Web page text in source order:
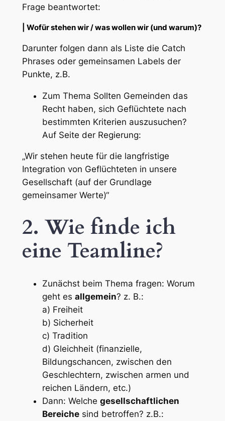
Frage beantwortet:
Wofür stehen wir / was wollen wir (und warum)?
Darunter folgen dann als Liste die Catch
Phrases oder gemeinsamen Labels der
Punkte, z.B.
Zum Thema Sollten Gemeinden das
Recht haben, sich Geflüchtete nach
bestimmten Kriterien auszusuchen?
Auf Seite der Regierung:
„Wir stehen heute für die langfristige
Integration von Geflüchteten in unsere
Gesellschaft (auf der Grundlage
gemeinsamer Werte)“
2. Wie finde ich
eine Teamline?
Zunächst beim Thema fragen: Worum
geht es allgemein? z. B.:
a) Freiheit
b) Sicherheit
c) Tradition
d) Gleichheit (finanzielle,
Bildungschancen, zwischen den
Geschlechtern, zwischen armen und
reichen Ländern, etc.)
Dann: Welche gesellschaftlichen
Bereichesind betroffen? z.B.: